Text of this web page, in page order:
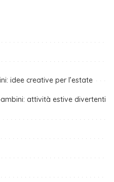
idee creative per l’estate
attività estive divertenti